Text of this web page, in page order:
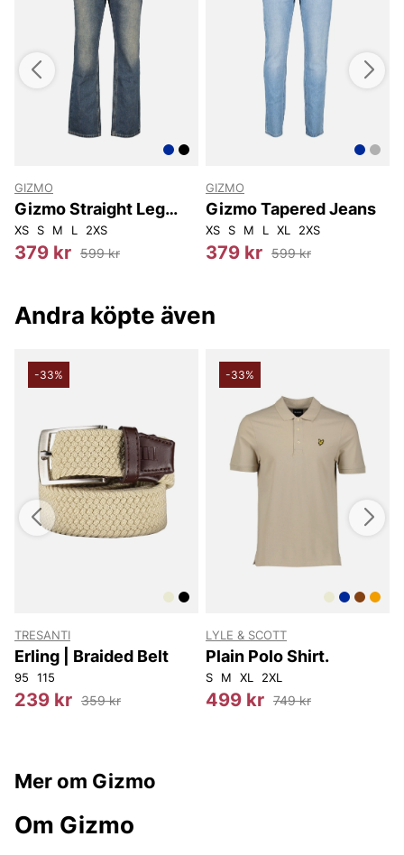
W32L32 W33L32 W36L32 W30L34 W31L34
GIZMO
Gizmo Straight Leg
Jeans
XS S M L 2XS
379 kr 599 kr
GIZMO
Gizmo Tapered Jeans
XS S M L XL 2XS
379 kr 599 kr
Andra köpte även
-33%
TRESANTI
Erling | Braided Belt
95 115
239 kr 359 kr
-33%
LYLE & SCOTT
Plain Polo Shirt.
S M XL 2XL
499 kr 749 kr
Mer om Gizmo
Om Gizmo